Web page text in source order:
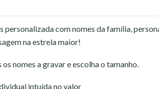
personalizada com nomes da família,
na estrela maior!
nomes a gravar e escolha o tamanho.
intuída no valor